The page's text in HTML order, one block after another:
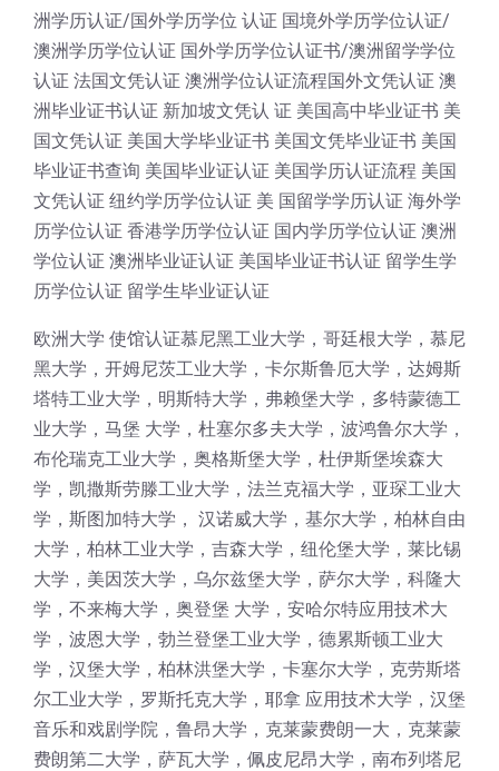
洲学历认证/国外学历学位 认证 国境外学历学位认证/
澳洲学历学位认证 国外学历学位认证书/澳洲留学学位
认证 法国文凭认证 澳洲学位认证流程国外文凭认证 澳
洲毕业证书认证 新加坡文凭认 证 美国高中毕业证书 美
国文凭认证 美国大学毕业证书 美国文凭毕业证书 美国
毕业证书查询 美国毕业证认证 美国学历认证流程 美国
文凭认证 纽约学历学位认证 美 国留学学历认证 海外学
历学位认证 香港学历学位认证 国内学历学位认证 澳洲
学位认证 澳洲毕业证认证 美国毕业证书认证 留学生学
历学位认证 留学生毕业证认证
欧洲大学 使馆认证慕尼黑工业大学，哥廷根大学，慕尼
黑大学，开姆尼茨工业大学，卡尔斯鲁厄大学，达姆斯
塔特工业大学，明斯特大学，弗赖堡大学，多特蒙德工
业大学，马堡 大学，杜塞尔多夫大学，波鸿鲁尔大学，
布伦瑞克工业大学，奥格斯堡大学，杜伊斯堡埃森大
学，凯撒斯劳滕工业大学，法兰克福大学，亚琛工业大
学，斯图加特大学， 汉诺威大学，基尔大学，柏林自由
大学，柏林工业大学，吉森大学，纽伦堡大学，莱比锡
大学，美因茨大学，乌尔兹堡大学，萨尔大学，科隆大
学，不来梅大学，奥登堡 大学，安哈尔特应用技术大
学，波恩大学，勃兰登堡工业大学，德累斯顿工业大
学，汉堡大学，柏林洪堡大学，卡塞尔大学，克劳斯塔
尔工业大学，罗斯托克大学，耶拿 应用技术大学，汉堡
音乐和戏剧学院，鲁昂大学，克莱蒙费朗一大，克莱蒙
费朗第二大学，萨瓦大学，佩皮尼昂大学，南布列塔尼